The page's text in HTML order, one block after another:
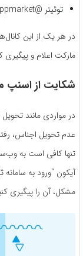
توئیتر @snappmarket
در هر یک از این
مارکت اعلام و پیگیری
شکایت از اسنپ
در مواردی مانند
عدم تحویل اجناس،
تنها کافی است به
آیکون “ورود به
مشکل، آن را پیگیری